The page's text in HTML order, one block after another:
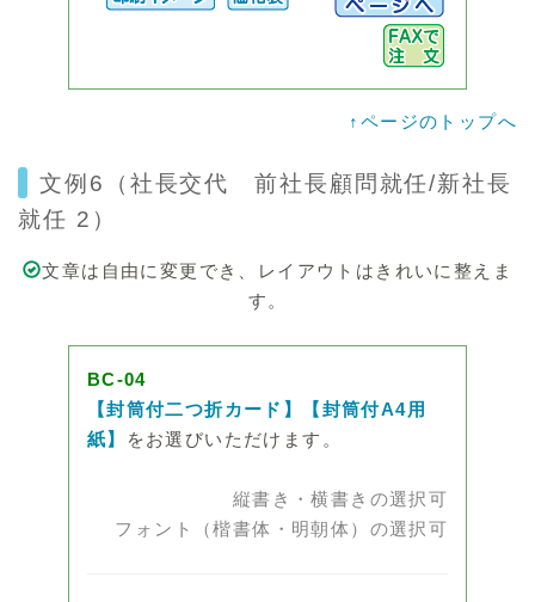
↑ページのトップへ
文例6（社長交代 前社長顧問就任/新社長
就任 2）
文章は自由に変更でき、レイアウトはきれいに整えま
す。
BC-04
【封筒付二つ折カード】【封筒付A4用
紙】
をお選びいただけます。
縦書き・横書きの選択可
フォント（楷書体・明朝体）の選択可